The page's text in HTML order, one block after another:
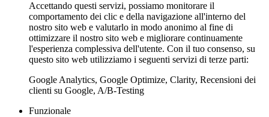
Accettando questi servizi, possiamo monitorare il
comportamento dei clic e della navigazione all'interno del
nostro sito web e valutarlo in modo anonimo al fine di
ottimizzare il nostro sito web e migliorare continuamente
l'esperienza complessiva dell'utente. Con il tuo consenso, su
questo sito web utilizziamo i seguenti servizi di terze parti:
Google Analytics, Google Optimize, Clarity, Recensioni dei
clienti su Google, A/B-Testing
Funzionale